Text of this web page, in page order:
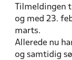
Tilmeldingen
og med 23.
marts.
Allerede nu
og samtidig